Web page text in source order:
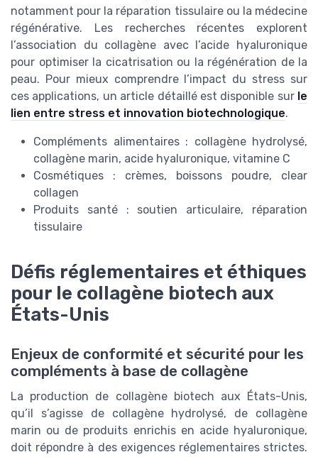
notamment pour la réparation tissulaire ou la médecine
régénérative. Les recherches récentes explorent
l’association du collagène avec l’acide hyaluronique
pour optimiser la cicatrisation ou la régénération de la
peau. Pour mieux comprendre l’impact du stress sur
ces applications, un article détaillé est disponible sur le
lien entre stress et innovation biotechnologique.
Compléments alimentaires : collagène hydrolysé,
collagène marin, acide hyaluronique, vitamine C
Cosmétiques : crèmes, boissons poudre, clear
collagen
Produits santé : soutien articulaire, réparation
tissulaire
Défis réglementaires et éthiques
pour le collagène biotech aux
États-Unis
Enjeux de conformité et sécurité pour les
compléments à base de collagène
La production de collagène biotech aux États-Unis,
qu’il s’agisse de collagène hydrolysé, de collagène
marin ou de produits enrichis en acide hyaluronique,
doit répondre à des exigences réglementaires strictes.